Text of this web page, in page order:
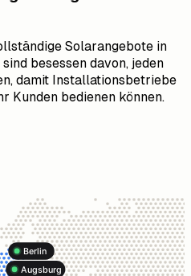
Solarangebote in
besessen davon, jeden
damit Installationsbetriebe
Kunden bedienen können.
Augsburg
Berlin